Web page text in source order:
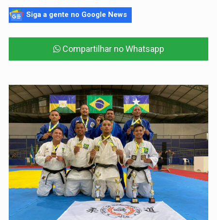
Siga a gente no Google News
Compartilhar no Whatsapp